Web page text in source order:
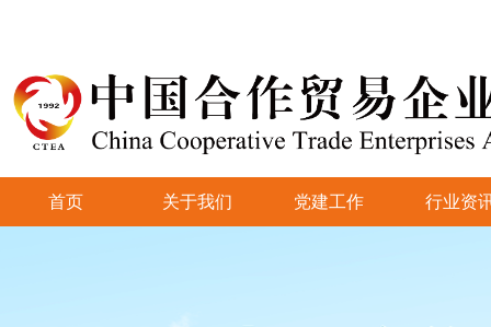
首页 关于我们 党建工作 行业资